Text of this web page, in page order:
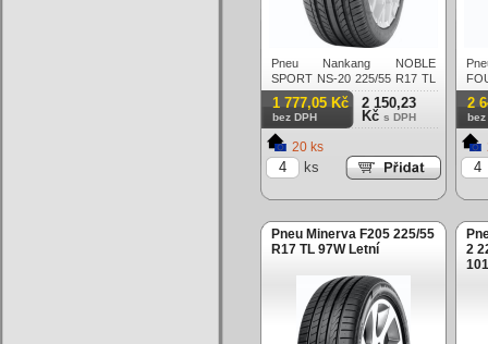
Pneu Nankang NOBLE
SPORT NS-20 225/55 R17 TL
XL ZR 101W Letní
1 777,05 Kč
bez DPH
2 150,23
Kč s DPH
20 ks
ks
TL
2
bez
Pneu Minerva F205 225/55
R17 TL 97W Letní
2